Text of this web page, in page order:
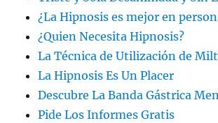
¿La Hipnosis es mejor en
¿Quien Necesita Hipnosis?
La Técnica de Utilización de
La Hipnosis Es Un Placer
Descubre La Banda Gástrica
Pide Los Informes Gratis